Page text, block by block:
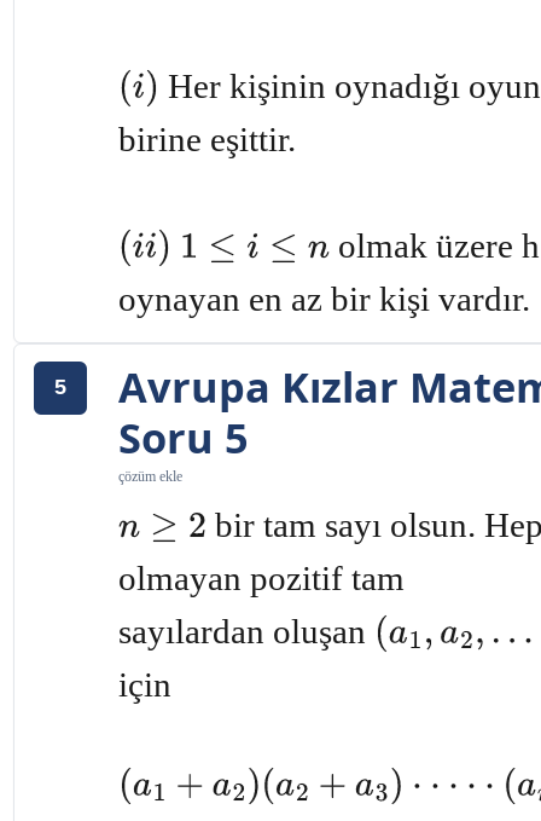
(i
Her kişinin oynadığı oyun
birine eşittir.
(i ) 1≤ n
olmak üzere
oynayan en az bir kişi vardır.
5
Avrupa Kızlar
Soru 5
çözüm ekle
n ≥2
bir tam sayı olsun.
olmayan pozitif tam
sayılardan oluşan
(a 1,a 2 . an)
için
(a 1+a a2+ 3)···· ·( an −1+a )(an +a1)= 22 −